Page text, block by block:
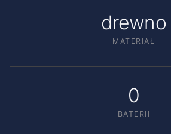
drewno
MATERIAŁ
0
BATERII